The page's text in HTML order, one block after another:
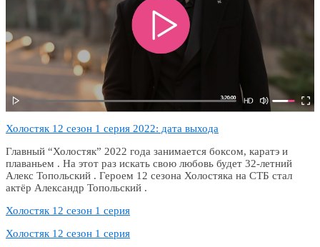
Холостяк 12 сезон 1 серия 2022: дата выхода
Главный “Холостяк” 2022 года занимается боксом, каратэ и
плаваньем . На этот раз искать свою любовь будет 32-летний
Алекс Топольский . Героем 12 сезона Холостяка на СТБ стал
актёр Александр Топольский .
Холостяк 12 сезон 1 серия
Холостяк 12 сезон 1 серия